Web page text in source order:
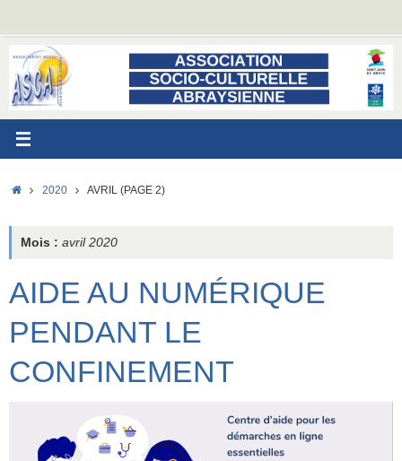
contenu
ACCUEIL
2020 AVRIL (PAGE 2)
Mois : avril 2020
AIDE AU NUMÉRIQUE
PENDANT LE
CONFINEMENT